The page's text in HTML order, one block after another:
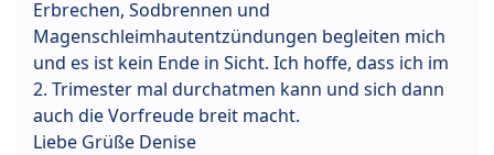
Erbrechen, Sodbrennen und
Magenschleimhautentzündungen begleiten mich
und es ist kein Ende in Sicht. Ich hoffe, dass ich im
2. Trimester mal durchatmen kann und sich dann
auch die Vorfreude breit macht.
Liebe Grüße Denise